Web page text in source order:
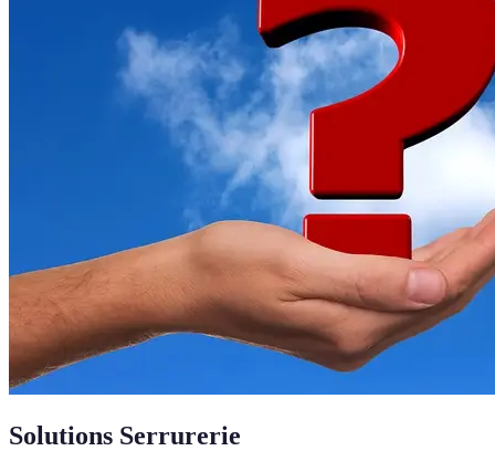
Solutions Serrurerie